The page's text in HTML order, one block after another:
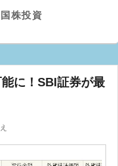
株投資
に！SBI証券が最